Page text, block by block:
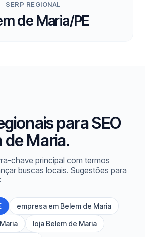
SERP REGIONAL
de Maria/PE
para SEO
de Maria.
chave principal com termos
buscas locais. Sugestões para
empresa em Belem de Maria
loja Belem de Maria